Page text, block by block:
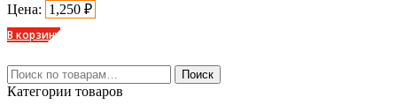
Цена: 1,250 ₽
В корзину
Искать: Поиск
Категории товаров